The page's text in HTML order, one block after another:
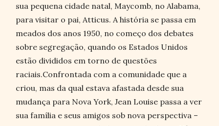
sua pequena cidade natal, Maycomb, no Alabama,
para visitar o pai, Atticus. A história se passa em
meados dos anos 1950, no começo dos debates
sobre segregação, quando os Estados Unidos
estão divididos em torno de questões
raciais.Confrontada com a comunidade que a
criou, mas da qual estava afastada desde sua
mudança para Nova York, Jean Louise passa a ver
sua família e seus amigos sob nova perspectiva –